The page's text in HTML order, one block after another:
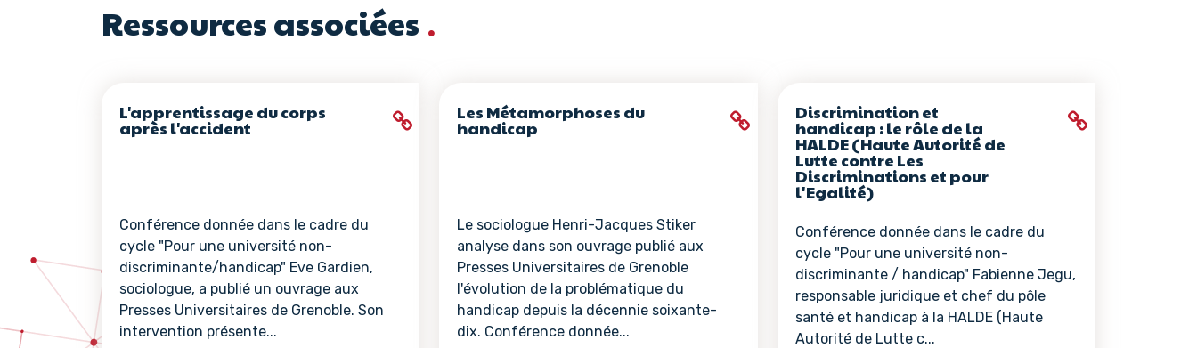
Ressources associées
L'apprentissage du corps
après l'accident
Conférence donnée dans le cadre du
cycle "Pour une université non-
discriminante/handicap" Eve Gardien,
sociologue, a publié un ouvrage aux
Presses Universitaires de Grenoble. Son
intervention présente...
Les Métamorphoses du
handicap
Le sociologue Henri-Jacques Stiker
analyse dans son ouvrage publié aux
Presses Universitaires de Grenoble
l'évolution de la problématique du
handicap depuis la décennie soixante-
dix. Conférence donnée...
Discrimination et
handicap : le rôle de la
HALDE (Haute Autorité de
Lutte contre Les
Discriminations et pour
l'Egalité)
Conférence donnée dans le cadre du
cycle "Pour une université non-
discriminante / handicap" Fabienne Jegu,
responsable juridique et chef du pôle
santé et handicap à la HALDE (Haute
Autorité de Lutte c...